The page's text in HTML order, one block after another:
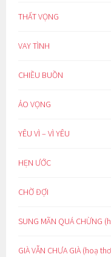
THẤT VỌNG
VAY TÌNH
CHIỀU BUỒN
ẢO VỌNG
YÊU VÌ – VÌ YÊU
HẸN ƯỚC
CHỜ ĐỢI
SUNG MÃN QUÁ CHỪNG
GIÀ VẪN CHƯA GIÀ (hoạ